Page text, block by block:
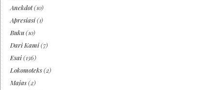
Anekdot(10)
Apresiasi(1)
Buku(10)
Dari Kami(7)
Esai(136)
Lokomoteks(2)
Majas(2)